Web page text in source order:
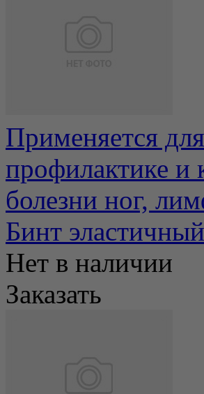
Применяется
профилактике и
болезни ног,
Бинт
Нет в наличии
Заказать